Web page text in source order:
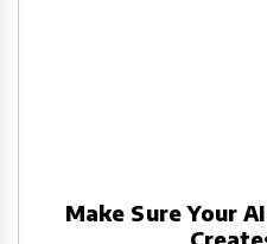
Make Sure Your